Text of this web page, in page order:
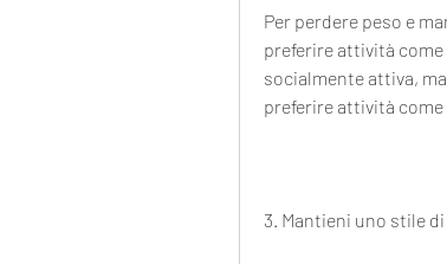
Per perdere peso e
preferire attività come
socialmente attiva,
preferire attività
3. Mantieni uno stile